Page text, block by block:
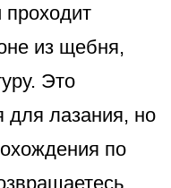
из щебня,
Это
для лазания, но
по